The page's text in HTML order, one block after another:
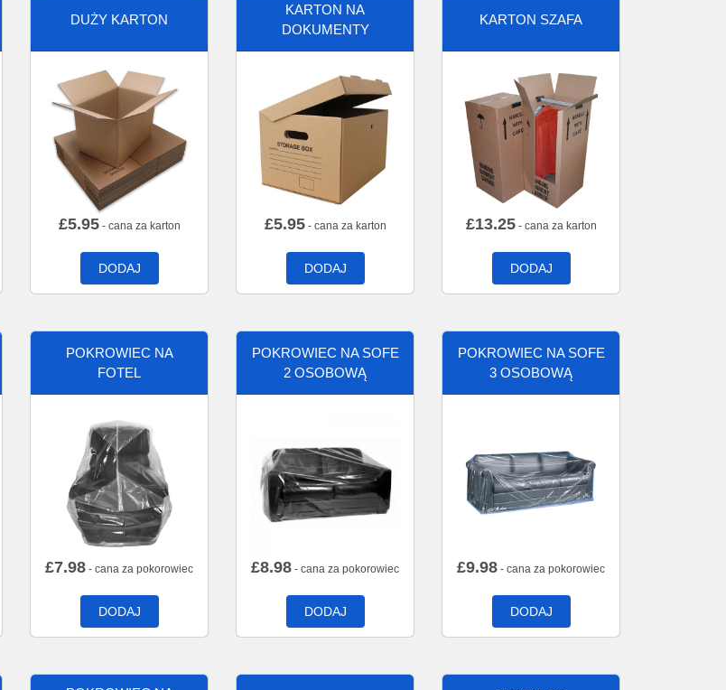
DUŻY KARTON
£5.95- cana za karton
DODAJ
KARTON NA
DOKUMENTY
£5.95- cana za karton
DODAJ
KARTON SZAFA
£13.25- cana za karton
DODAJ
POKROWIEC NA
FOTEL
£7.98 - cana za pokorowiec
DODAJ
POKROWIEC NA SOFE
2 OSOBOWĄ
£8.98 - cana za pokorowiec
DODAJ
POKROWIEC NA SOFE
3 OSOBOWĄ
£9.98 - cana za pokorowiec
DODAJ